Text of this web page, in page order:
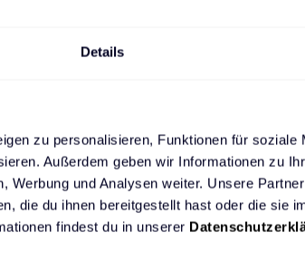
Details
zu personalisieren, Funktionen für soziale
Außerdem geben wir Informationen zu
Werbung und Analysen weiter. Unsere
die du ihnen bereitgestellt hast oder die sie
findest du in unserer
House dies jetzt als
zugänglich und wird
PowerBox Verso sowie
dank The Mobility House und
für Kund:innen und
The Mobility House seine
Fahren für alle.